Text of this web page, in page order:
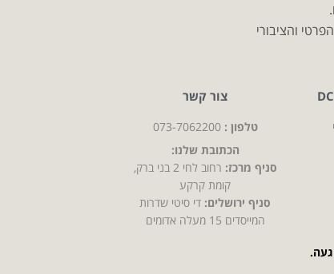
והציבורי
צור קשר
טלפון : 073-7062200
הכתובת שלנו:
סניף מרכז:
רחוב לחי 2 בני ברק,
קומת קרקע
סניף ירושלים: די סיטי שדרות
המייסדים 15 מעלה אדומים